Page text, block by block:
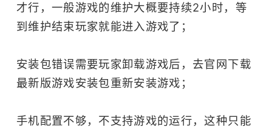
才行，一般游戏的维护大概要持续2小时，等
到维护结束玩家就能进入游戏了；
安装包错误需要玩家卸载游戏后，去官网下载
最新版游戏安装包重新安装游戏；
手机配置不够，不支持游戏的运行，这种只能